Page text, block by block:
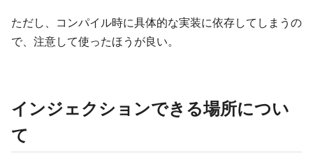
ただし、コンパイル時に具体的な実装に依存してしまうの
で、注意して使ったほうが良い。
インジェクションできる場所につい
て